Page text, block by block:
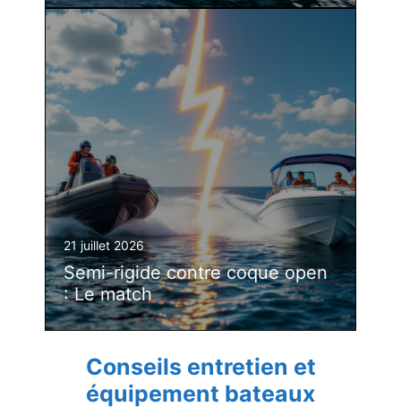
21 juillet 2026
Semi-rigide contre coque open
: Le match
Conseils entretien et
équipement bateaux